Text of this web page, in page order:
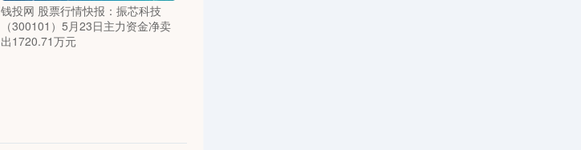
钱投网 股票行情快报：振芯科技
（300101）5月23日主力资金净卖
出1720.71万元